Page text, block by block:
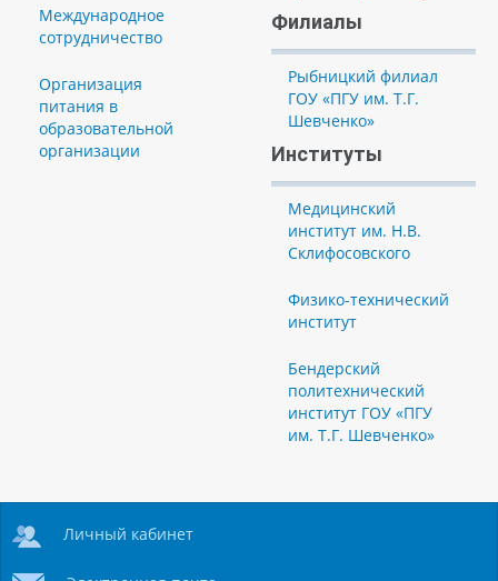
Международное
сотрудничество
Организация
питания в
образовательной
организации
Филиалы
Рыбницкий филиал
ГОУ «ПГУ им. Т.Г.
Шевченко»
Институты
Медицинский
институт им. Н.В.
Склифосовского
Физико-технический
институт
Бендерский
политехнический
институт ГОУ «ПГУ
им. Т.Г. Шевченко»
Личный кабинет